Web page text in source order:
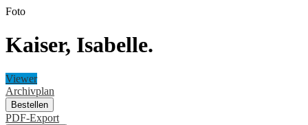
Foto
Kaiser, Isabelle.
Viewer
Archivplan
Bestellen
PDF-Export